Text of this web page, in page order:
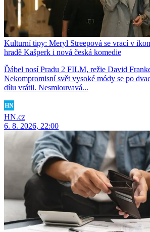
Kulturní tipy: Meryl Streepová se vrací v
hradě Kašperk i nová česká komedie
Ďábel nosí Pradu 2 FILM, režie David
Nekompromisní svět vysoké módy se po
dílu vrátil. Nesmlouvavá...
HN.cz
6. 8. 2026, 22:00